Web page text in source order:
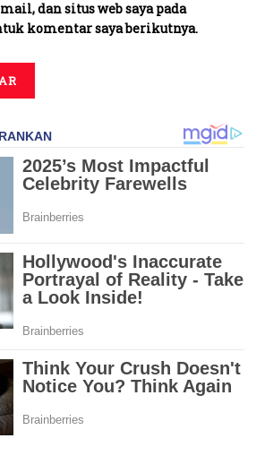
dan situs web saya pada
komentar saya berikutnya.